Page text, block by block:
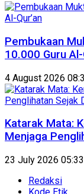
Pembukaan
10.000 Guru Al-
4 August 2026
Katarak Mata:
Menjaga
23 July 2026 05:33
Redaksi